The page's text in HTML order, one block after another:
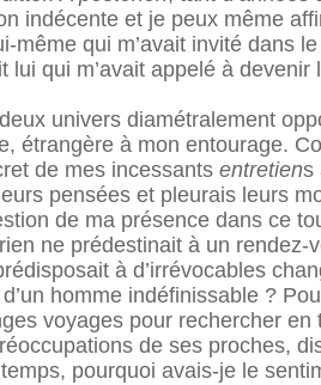
indécente et je peux même
qui m’avait invité dans
qui m’avait appelé à
univers diamétralement
étrangère à mon entourage.
de mes incessants entretiens
pensées et pleurais leurs
de ma présence dans ce
ne prédestinait à un
à d’irrévocables
homme indéfinissable ?
voyages pour rechercher
de ses proches,
pourquoi avais-je le